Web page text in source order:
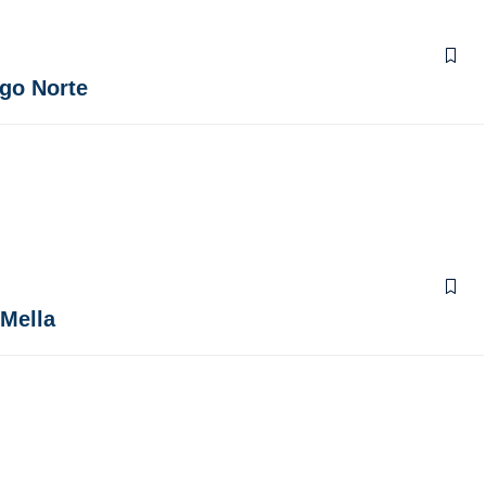
Norte